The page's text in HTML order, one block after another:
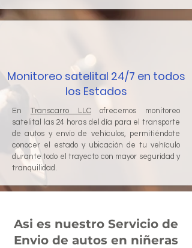
Monitoreo satelital 24/7 en todos
los Estados
En Transcarro LLCofrecemos monitoreo
satelital las 24 horas del día para el transporte
de autos y envío de vehículos, permitiéndote
conocer el estado y ubicación de tu vehículo
durante todo el trayecto con mayor seguridad y
tranquilidad.
Asi es nuestro Servicio de
Envio de autos en niñeras